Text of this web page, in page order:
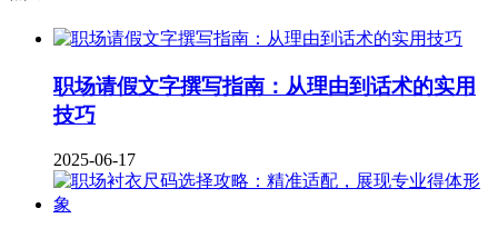
职场请假文字撰写指南：从理由到话术的实用
技巧
2025-06-17